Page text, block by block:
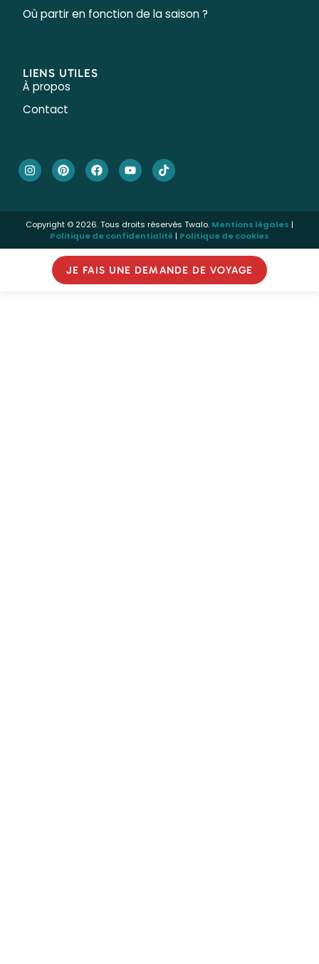
Où partir en fonction de la saison ?
LIENS UTILES
À propos
Contact
Copyright © 2026. Tous droits réservés Twalo. Mentions légales |
Politique de confidentialité| Politique de cookies
JE FAIS UNE DEMANDE DE VOYAGE